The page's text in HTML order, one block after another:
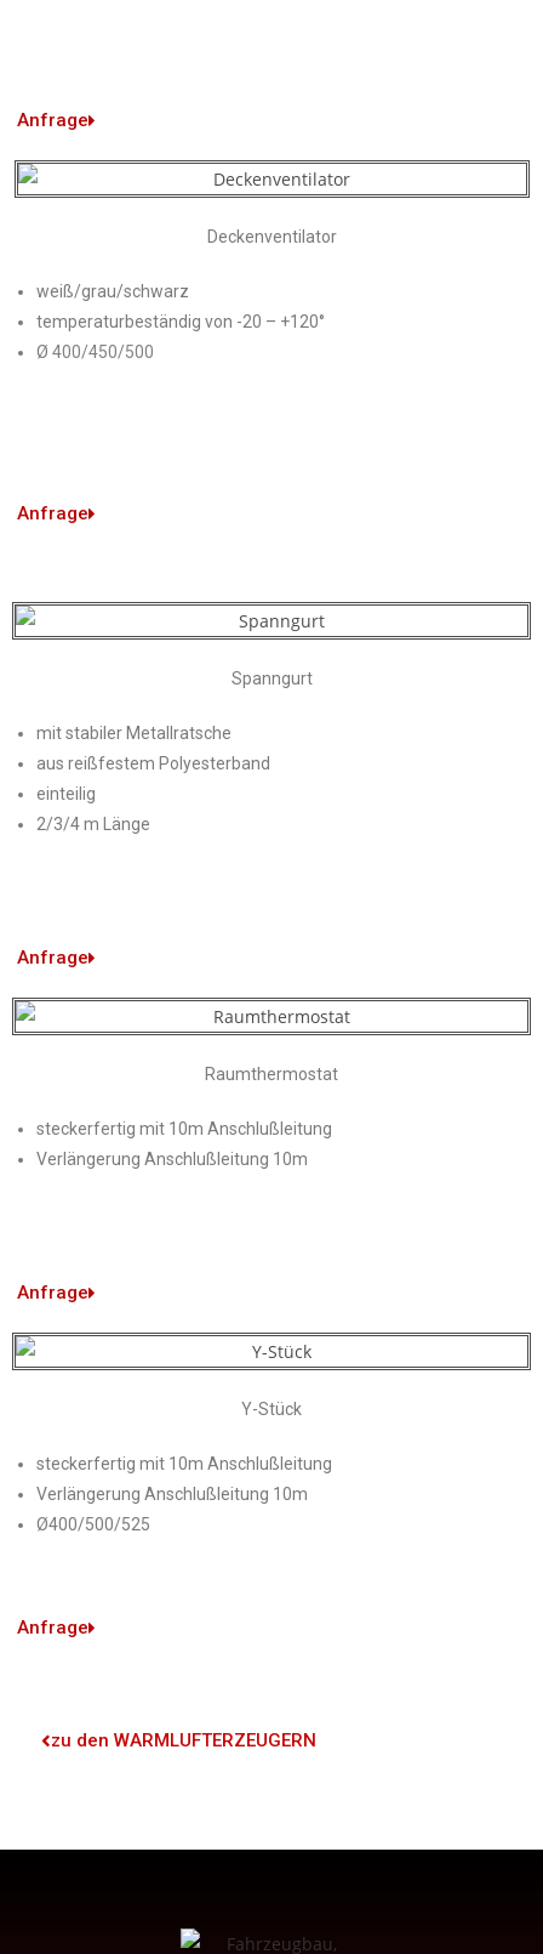
Anfrage
Deckenventilator
weiß/grau/schwarz
temperaturbeständig von -20 – +120°
Ø 400/450/500
Anfrage
Spanngurt
mit stabiler Metallratsche
aus reißfestem Polyesterband
einteilig
2/3/4 m Länge
Anfrage
Raumthermostat
steckerfertig mit 10m Anschlußleitung
Verlängerung Anschlußleitung 10m
Anfrage
Y-Stück
steckerfertig mit 10m Anschlußleitung
Verlängerung Anschlußleitung 10m
Ø400/500/525
Anfrage
zu den WARMLUFTERZEUGERN